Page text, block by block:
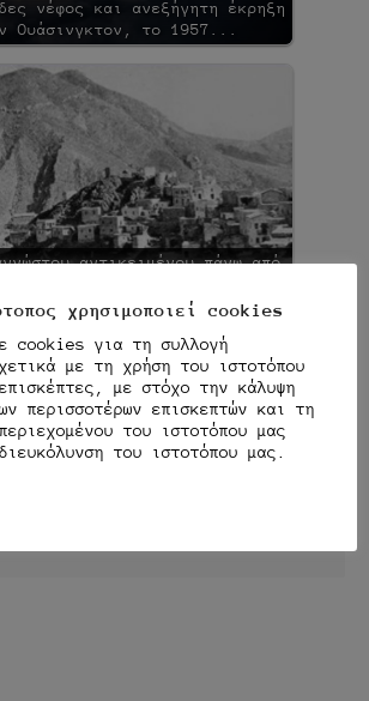
νέφος και ανεξήγητη έκρηξη
Ουάσινγκτον, το 1957...
αντικειμένου πάνω από
,ΠΑΡΑΞΕΝΑ Ετικέτες:
Σχολιάστε
ΤΗ
Επόμενο άρθρο
χρησιμοποιεί cookies
cookies για τη συλλογή
με τη χρήση του ιστοτόπου
με στόχο την κάλυψη
περισσοτέρων επισκεπτών και τη
του ιστοτόπου μας
του ιστοτόπου μας.